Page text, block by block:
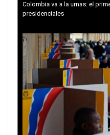
Sobre el espionaje de
región suramericana y
Colombia va a la urnas: el
presidenciales